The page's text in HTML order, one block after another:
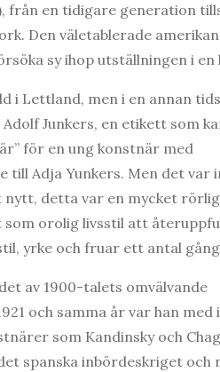
från en tidigare generation
Den väletablerade
sy ihop utställningen i
i Lettland, men i en annan
Junkers, en etikett som
för en ung konstnär med
till Adja Yunkers. Men det var
detta var en mycket
orolig livsstil att
yrke och fruar ett antal
av 1900-talets omvälvande
och samma år var han med
som Kandinsky och
spanska inbördeskriget och